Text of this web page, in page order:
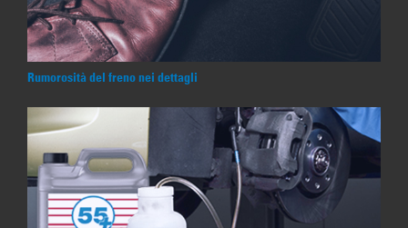
Rumorosità del freno nei dettagli